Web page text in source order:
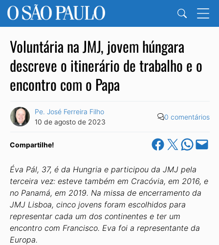
Voluntária na JMJ, jovem húngara
descreve o itinerário de trabalho e o
encontro com o Papa
Pe. José Ferreira Filho
10 de agosto de 2023
0 comentários
Compartilhe! Share on Facebook
Share on X Share on
Email this
Éva Pál, 37, é da Hungria e participou da JMJ pela
terceira vez: esteve também em Cracóvia, em 2016, e
no Panamá, em 2019. Na missa de encerramento da
JMJ Lisboa, cinco jovens foram escolhidos para
representar cada um dos continentes e ter um
encontro com Francisco. Eva foi a representante da
Europa.